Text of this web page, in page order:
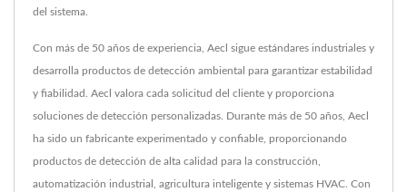
del sistema.
Con más de 50 años de experiencia, Aecl sigue estándares industriales y
desarrolla productos de detección ambiental para garantizar estabilidad
y fiabilidad. Aecl valora cada solicitud del cliente y proporciona
soluciones de detección personalizadas. Durante más de 50 años, Aecl
ha sido un fabricante experimentado y confiable, proporcionando
productos de detección de alta calidad para la construcción,
automatización industrial, agricultura inteligente y sistemas HVAC. Con